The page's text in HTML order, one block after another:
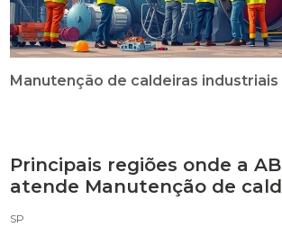
Manutenção de caldeiras industriais
Principais regiões onde a
atende Manutenção de
SP